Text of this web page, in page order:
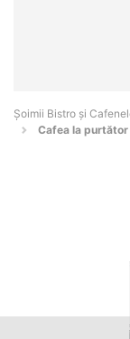
Șoimii Bistro și
Cafea la purtător